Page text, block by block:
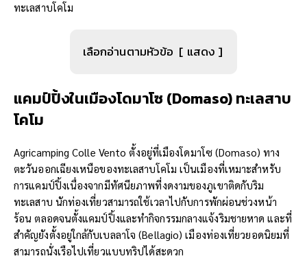
ทะเลสาบโคโม
เลือกอ่านตามหัวข้อ แสดง
แคมป์ปิ้งในเมืองโดมาโซ (Domaso) ทะเลสาบ
โคโม
Agricamping Colle Vento ตั้งอยู่ที่เมืองโดมาโซ (Domaso) ทาง
ตะวันออกเฉียงเหนือของทะเลสาบโคโม เป็นเมืองที่เหมาะสำหรับ
การแคมป์ปิ้งเนื่องจากมีทัศนียภาพที่งดงามของภูเขาติดกับริม
ทะเลสาบ นักท่องเที่ยวสามารถใช้เวลาไปกับการพักผ่อนช่วงหน้า
ร้อน ตลอดจนตั้งแคมป์ปิ้งและทำกิจกรรมกลางแจ้งริมชายหาด และที่
สำคัญยังตั้งอยู่ใกล้กับเบลลาโจ (Bellagio) เมืองท่องเที่ยวยอดนิยมที่
สามารถนั่งเรือไปเที่ยวแบบทริปได้สะดวก